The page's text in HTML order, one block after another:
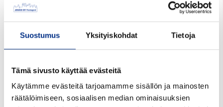
Suostumus Yksityiskohdat Tietoja
Tämä sivusto käyttää evästeitä
Käytämme evästeitä tarjoamamme sisällön ja mainosten
räätälöimiseen, sosiaalisen median ominaisuuksien
Kerromme mielellämme lisätietoa tuotteesta ja sen
Ota yhteyttä myynti@jouco.fi tai soita suoraan